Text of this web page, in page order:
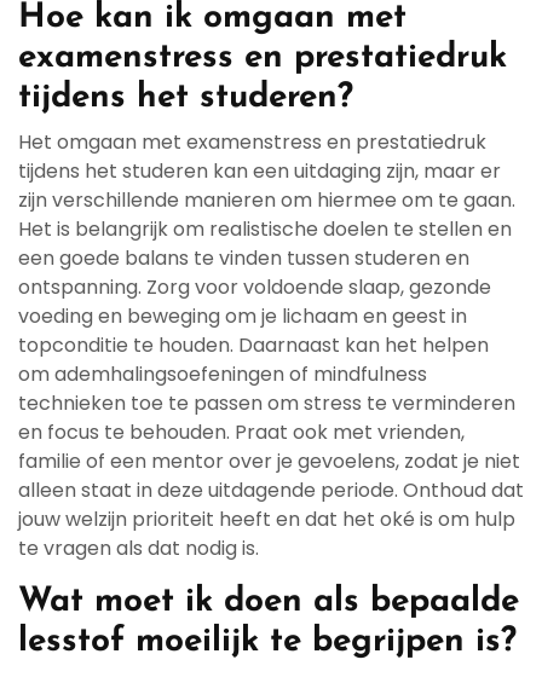
Hoe kan ik omgaan met
examenstress en prestatiedruk
tijdens het studeren?
Het omgaan met examenstress en prestatiedruk
tijdens het studeren kan een uitdaging zijn, maar er
zijn verschillende manieren om hiermee om te gaan.
Het is belangrijk om realistische doelen te stellen en
een goede balans te vinden tussen studeren en
ontspanning. Zorg voor voldoende slaap, gezonde
voeding en beweging om je lichaam en geest in
topconditie te houden. Daarnaast kan het helpen
om ademhalingsoefeningen of mindfulness
technieken toe te passen om stress te verminderen
en focus te behouden. Praat ook met vrienden,
familie of een mentor over je gevoelens, zodat je niet
alleen staat in deze uitdagende periode. Onthoud dat
jouw welzijn prioriteit heeft en dat het oké is om hulp
te vragen als dat nodig is.
Wat moet ik doen als bepaalde
lesstof moeilijk te begrijpen is?